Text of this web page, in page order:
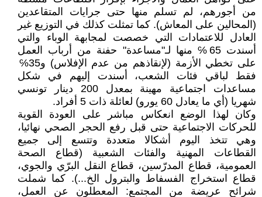
من أجورهم، لم تسلم منها حتى جرايات المتقاعدين
(المحالين على المعاش). كما تمثلت كذلك في التوزيع غير
العادل للاعتمادات التي خصصت لمجابهة الوباء والتي
أسندت 65℅ منها لـ"مساعدة" حفنة من أرباب العمل
على تخطي الأزمة (لإنقاذهم من عدم الإفلاس) و35℅
فقط لباقي فئات الشعب، أسندت إليهم في شكل
مساعدات اجتماعية مهينة بمعدل 200 دينار تونسي
شهريا (أي ما يعادل 60 يورو) لعائلة ذات 5 أفراد.
وكان لهذا الوضع انعكاس مباشر على العودة القوية
للحركات الاجتماعية حتى قبل رفع الحجر الصحي نهائيا،
وهي تتخذ اليوم أشكالا متعددة وتتسع إلى جميع
القطاعات المهنية والفئات الشعبية (قطاع الصحة
العمومية، قطاع المدرّسين، قطاع النقل البرّي والجوي،
قطاع استخراج الفسفاط والبترول الخ...). كما شملت
شرائح عريضة من المجتمع: المعطلون عن العمل،